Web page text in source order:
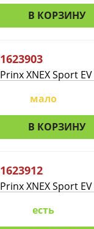
В КОРЗИНУ
1623903
Prinx XNEX Sport EV
мало
В КОРЗИНУ
1623912
Prinx XNEX Sport EV
есть